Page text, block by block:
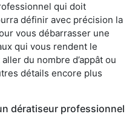
qui doit
définir avec précision la
vous débarrasser une
qui vous rendent le
du nombre d’appât ou
détails encore plus
dératiseur professionnel